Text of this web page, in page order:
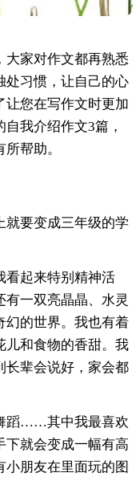
大家对作文都再熟悉
处习惯，让自己的心
让您在写作文时更加
我介绍作文3篇，
帮助。
就要变成三年级的学
看起来特别精神活
一双亮晶晶、水灵
幻的世界。我也有着
儿和食物的香甜。我
长辈会说好，家会都
蹈……其中我最喜欢
下就会变成一幅有高
朋友在里面玩的图